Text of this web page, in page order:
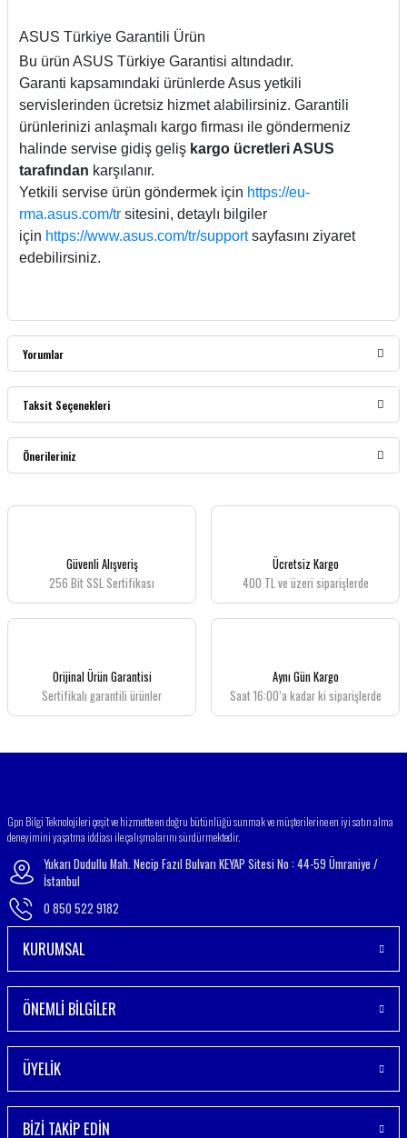
ASUS Türkiye Garantili Ürün
Bu ürün ASUS Türkiye Garantisi altındadır.
Garanti kapsamındaki ürünlerde Asus yetkili
servislerinden ücretsiz hizmet alabilirsiniz. Garantili
ürünlerinizi anlaşmalı kargo firması ile göndermeniz
halinde servise gidiş geliş kargo ücretleri ASUS
tarafından karşılanır.
Yetkili servise ürün göndermek için https://eu-
rma.asus.com/tr sitesini, detaylı bilgiler
için https://www.asus.com/tr/supportsayfasını ziyaret
edebilirsiniz.
Yorumlar
Bu ürüne ilk yorumu siz yapın!
Taksit Seçenekleri
Önerileriniz
Bu ürünün fiyat bilgisi, resim, ürün açıklamalarında ve diğer konularda yetersiz
Ürün resmi kalitesiz, bozuk veya görüntülenemiyor.
Bu ürüne benzer farklı alternatifler olmalı.
Güvenli Alışveriş
256 Bit SSL Sertifikası
Ücretsiz Kargo
400 TL ve üzeri siparişlerde
Orijinal Ürün Garantisi
Sertifikalı garantili ürünler
Aynı Gün Kargo
Saat 16:00’a kadar ki siparişlerde
Gpn Bilgi Teknolojileri çeşit ve hizmette en doğru bütünlüğü sunmak ve müşterilerine en iyi satın alma
deneyimini yaşatma iddiası ile çalışmalarını sürdürmektedir.
Yukarı Dudullu Mah. Necip Fazıl Bulvarı KEYAP Sitesi No : 44-59 Ümraniye /
İstanbul
0 850 522 9182
KURUMSAL
ÖNEMLİ BİLGİLER
ÜYELİK
BİZİ TAKİP EDİN